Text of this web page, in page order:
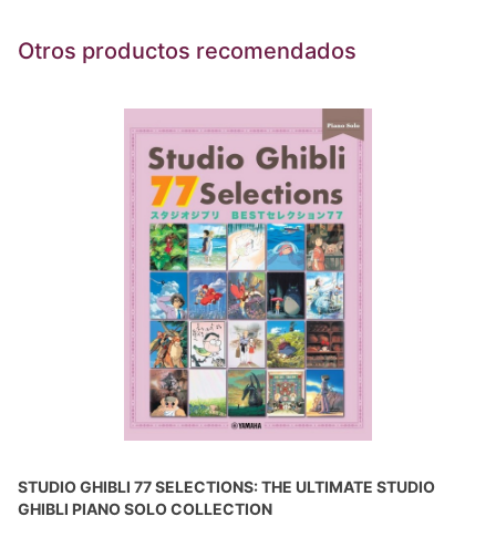
Otros productos recomendados
STUDIO GHIBLI 77 SELECTIONS: THE ULTIMATE STUDIO
GHIBLI PIANO SOLO COLLECTION